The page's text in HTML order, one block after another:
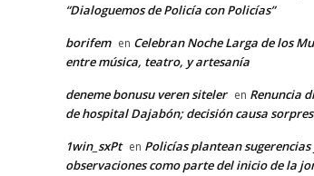
“Dialoguemos de Policía con Policías”
borifem en Celebran Noche Larga de los
entre música, teatro, y artesanía
deneme bonusu veren siteler en Renuncia
de hospital Dajabón; decisión causa
1win_sxPt en Policías plantean sugerencias
observaciones como parte del inicio de la